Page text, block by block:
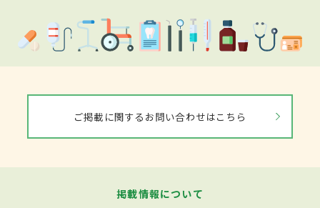
ご掲載に関するお問い合わせはこちら
掲載情報について